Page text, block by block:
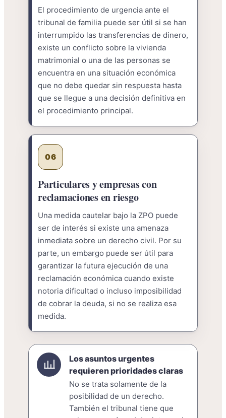
El procedimiento de urgencia ante el
tribunal de familia puede ser útil si se han
interrumpido las transferencias de dinero,
existe un conflicto sobre la vivienda
matrimonial o una de las personas se
encuentra en una situación económica
que no debe quedar sin respuesta hasta
que se llegue a una decisión definitiva en
el procedimiento principal.
06
Particulares y empresas con
reclamaciones en riesgo
Una medida cautelar bajo la ZPO puede
ser de interés si existe una amenaza
inmediata sobre un derecho civil. Por su
parte, un embargo puede ser útil para
garantizar la futura ejecución de una
reclamación económica cuando existe
notoria dificultad o incluso imposibilidad
de cobrar la deuda, si no se realiza esa
medida.
Los asuntos urgentes
requieren prioridades claras
No se trata solamente de la
posibilidad de un derecho.
También el tribunal tiene que